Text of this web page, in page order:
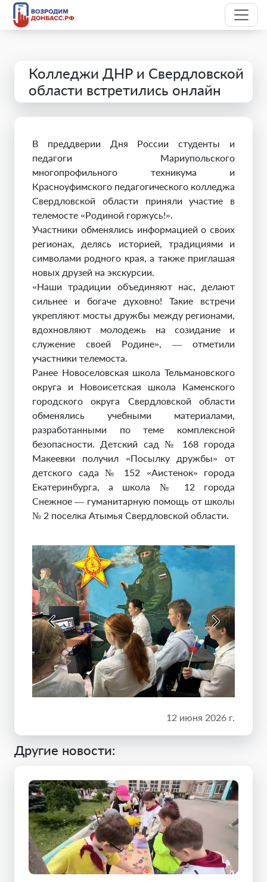
Колледжи ДНР и Свердловской
области встретились онлайн
В преддверии Дня России студенты и
педагоги Мариупольского
многопрофильного техникума и
Красноуфимского педагогического колледжа
Свердловской области приняли участие в
телемосте «Родиной горжусь!».
Участники обменялись информацией о своих
регионах, делясь историей, традициями и
символами родного края, а также приглашая
новых друзей на экскурсии.
«Наши традиции объединяют нас, делают
сильнее и богаче духовно! Такие встречи
укрепляют мосты дружбы между регионами,
вдохновляют молодежь на созидание и
служение своей Родине», — отметили
участники телемоста.
Ранее Новоселовская школа Тельмановского
округа и Новоисетская школа Каменского
городского округа Свердловской области
обменялись учебными материалами,
разработанными по теме комплексной
безопасности. Детский сад № 168 города
Макеевки получил «Посылку дружбы» от
детского сада № 152 «Аистенок» города
Екатеринбурга, а школа № 12 города
Снежное — гуманитарную помощь от школы
№ 2 поселка Атымья Свердловской области.
12 июня 2026 г.
Другие новости: